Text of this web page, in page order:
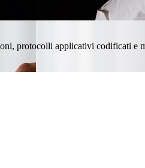
protocolli applicativi codificati e